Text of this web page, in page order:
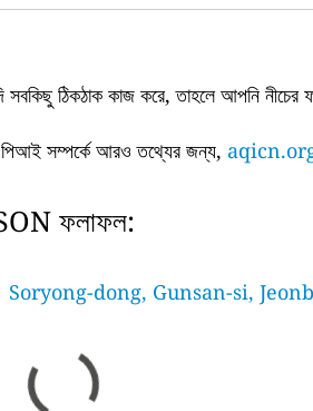
সবকিছু ঠিকঠাক কাজ করে, তাহলে আপনি নীচের
সম্পর্কে আরও তথ্যের জন্য,
ফলাফল:
Soryong-dong, Gunsan-si,